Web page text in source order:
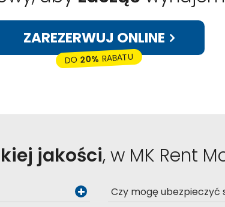
ZAREZERWUJ ONLINE
DO20% RABATU
jakości, w MK Rent
Czy mogę ubezpieczyć